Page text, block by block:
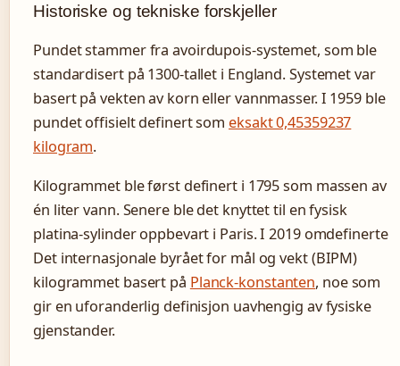
Historiske og tekniske forskjeller
Pundet stammer fra avoirdupois-systemet, som ble
standardisert på 1300-tallet i England. Systemet var
basert på vekten av korn eller vannmasser. I 1959 ble
pundet offisielt definert som eksakt 0,45359237
kilogram.
Kilogrammet ble først definert i 1795 som massen av
én liter vann. Senere ble det knyttet til en fysisk
platina-sylinder oppbevart i Paris. I 2019 omdefinerte
Det internasjonale byrået for mål og vekt (BIPM)
kilogrammet basert på Planck-konstanten, noe som
gir en uforanderlig definisjon uavhengig av fysiske
gjenstander.